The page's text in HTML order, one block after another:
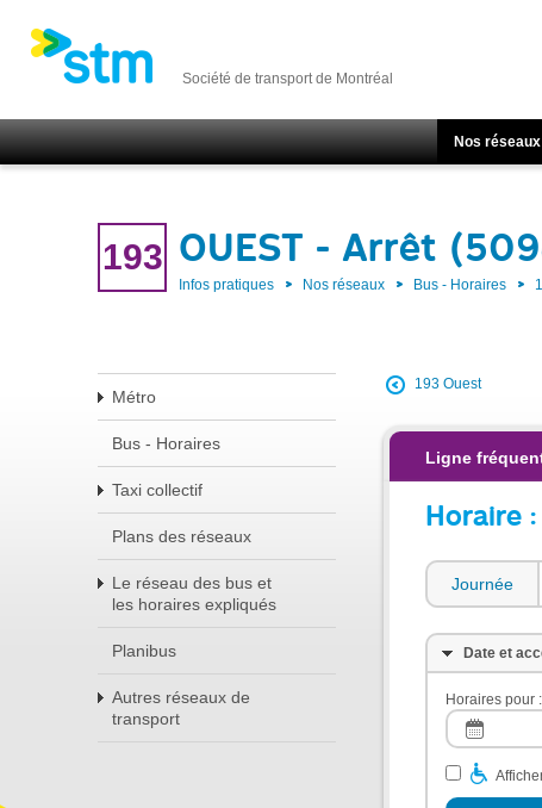
Société de transport de Montréal
Nos réseaux
193 OUEST - Arrêt
Infos pratiques Nos réseaux Bus - Horaires
Métro
Bus - Horaires
Taxi collectif
Plans des réseaux
Le réseau des bus et
les horaires expliqués
Planibus
Autres réseaux de
transport
193 Ouest
Ligne
Horaire :
Journée
Date et
Horaires pour :